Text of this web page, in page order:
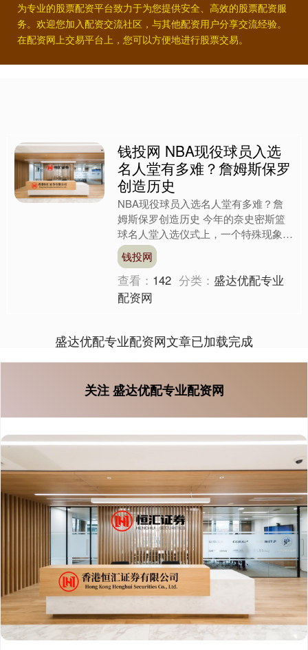
为专业的股票配资平台致力于为您提供安全、高效的股票配资服
务。欢迎您加入配资交流社区，与其他配资用户分享交流经验。
在配资网上交易平台上，您可以方便地进行股票交易。
钱投网 NBA现役球员入选
名人堂有多难？詹姆斯保罗
创造历史
NBA现役球员入选名人堂有多难？詹
姆斯保罗创造历史 今年的奈史密斯篮
球名人堂入选仪式上，一个特殊现象引
发热议——勒布朗·詹姆斯和克里斯·保
罗以现役球员身份入选。....
钱投网
查看： 142 分类：盛达优配专业
配资网
盛达优配专业配资网文章已加载完成
关注 盛达优配专业配资网